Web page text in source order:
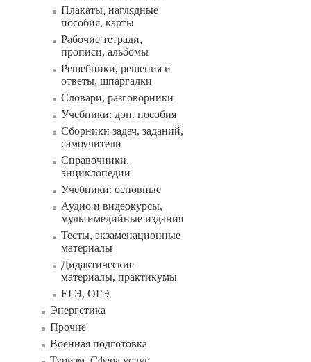
Плакаты, наглядные
пособия, карты
Рабочие тетради,
прописи, альбомы
Решебники, решения и
ответы, шпаргалки
Словари, разговорники
Учебники: доп. пособия
Сборники задач, заданий,
самоучители
Справочники,
энциклопедии
Учебники: основные
Аудио и видеокурсы,
мультимедийные издания
Тесты, экзаменационные
материалы
Дидактические
материалы, практикумы
ЕГЭ, ОГЭ
Энергетика
Прочие
Военная подготовка